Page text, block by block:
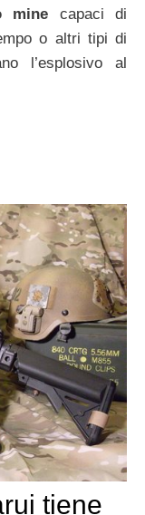
mine capaci di
o altri tipi di
l’esplosivo al
tiene